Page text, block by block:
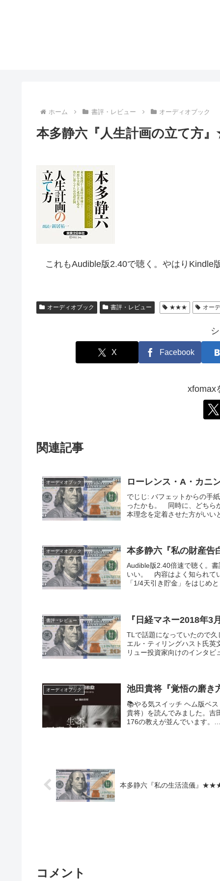
ホーム 書評・レビュー オーディオブック
本多静六『人生計画の立て
これもAudible版2.40で聴く。やはりKindle
オーディオブック 書評・レビュー ★★★ オー
X Facebook
xfomax
関連記事
オーディオブック ローレンス・A・カ
でじじ: バフェットからの手
ったかも。 同時に、どちら
本理念を定着させた方がいい
オーディオブック 本多静六『私の財
Audible版2.40倍速で聴く。
いい。 内容はよく知られて
「1/4天引き貯金」をはじめ
書評・レビュー 『日経マネー2018
TLで話題になっていたので
エル・ティリングハスト氏
リュー投資家向けのインタ
オーディオブック 池田貴将『覚悟の磨
📚やる気スイッチ ヘム版ベ
貴将）を読んでみました。吉
176の教えが並んでいます。
本多静六『私の生活流儀』
コメント